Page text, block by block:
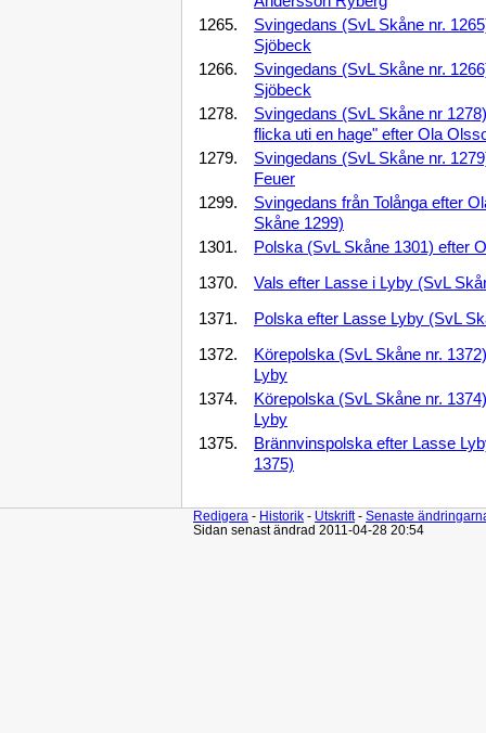
1265.
Svingedans (SvL Skåne nr.
Sjöbeck
1266.
Svingedans (SvL Skåne nr.
Sjöbeck
1278.
Svingedans (SvL Skåne nr
flicka uti en hage" efter Ola
1279.
Svingedans (SvL Skåne nr.
Feuer
1299.
Svingedans från Tolånga efter
Skåne 1299)
1301.
Polska (SvL Skåne 1301) efter
1370. Vals efter Lasse i Lyby (SvL
1371. Polska efter Lasse Lyby (SvL
1372.
Körepolska (SvL Skåne nr.
Lyby
1374.
Körepolska (SvL Skåne nr.
Lyby
1375.
Brännvinspolska efter Lasse
1375)
Redigera - Historik - Utskrift- Senaste
Sidan senast ändrad 2011-04-28 20:54